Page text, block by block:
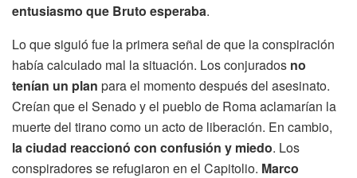
entusiasmo que Bruto esperaba.
Lo que siguió fue la primera señal de que la conspiración
había calculado mal la situación. Los conjurados no
tenían un plan para el momento después del asesinato.
Creían que el Senado y el pueblo de Roma aclamarían la
muerte del tirano como un acto de liberación. En cambio,
la ciudad reaccionó con confusión y miedo. Los
conspiradores se refugiaron en el Capitolio. Marco